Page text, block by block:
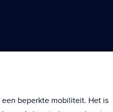
beperkte mobiliteit. Het is